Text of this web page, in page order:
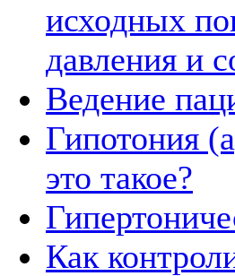
исходных
давления и
Ведение
Гипотония
это такое?
Как